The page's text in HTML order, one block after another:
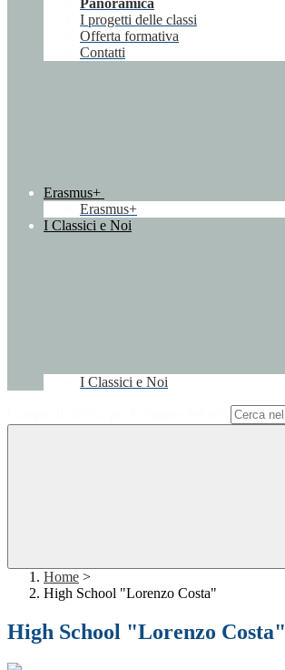
Panoramica
I progetti delle classi
Offerta formativa
Contatti
Erasmus+
Erasmus+
I Classici e Noi
I Classici e Noi
Home >
High School "Lorenzo Costa"
High School "Lorenzo Costa"